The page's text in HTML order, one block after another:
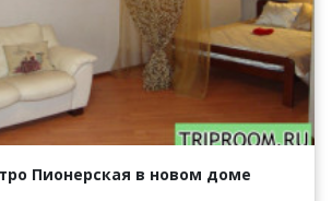
Пионерская в новом доме